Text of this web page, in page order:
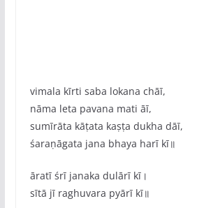
vimala kīrti saba lokana chāī,
nāma leta pavana mati āī,
sumīrāta kāṭata kaṣṭa dukha dāī,
śaraṇāgata jana bhaya harī kī॥
āratī śrī janaka dulārī kī।
sītā jī raghuvara pyārī kī॥